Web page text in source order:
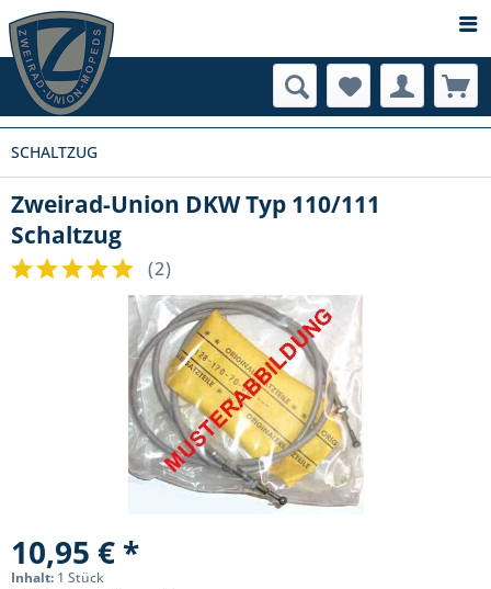
SCHALTZUG
Zweirad-Union DKW Typ 110/111
Schaltzug
(2)
10,95 € *
Inhalt: 1 Stück